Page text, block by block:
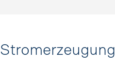
Stromerzeugung